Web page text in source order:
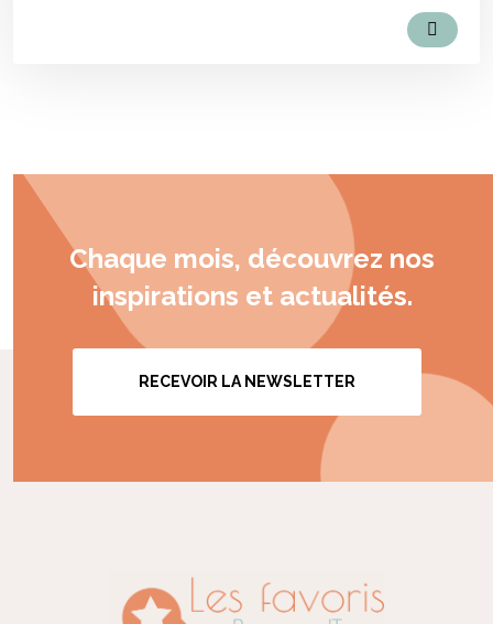
Chaque mois, découvrez nos
inspirations et actualités.
RECEVOIR LA NEWSLETTER